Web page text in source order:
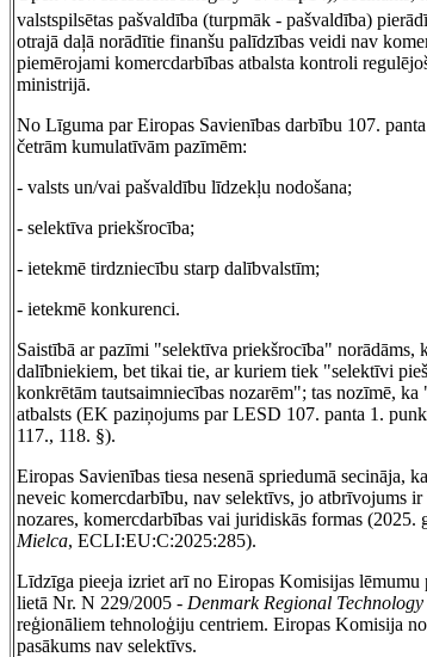
valstspilsētas pašvaldība (turpmāk - pašvaldība)
otrajā daļā norādītie finanšu palīdzības veidi nav
piemērojami komercdarbības atbalsta kontroli
ministrijā.
No Līguma par Eiropas Savienības darbību 107.
četrām kumulatīvām pazīmēm:
- valsts un/vai pašvaldību līdzekļu nodošana;
- selektīva priekšrocība;
- ietekmē tirdzniecību starp dalībvalstīm;
- ietekmē konkurenci.
Saistībā ar pazīmi "selektīva priekšrocība" norādāms,
dalībniekiem, bet tikai tie, ar kuriem tiek "selektīvi
konkrētām tautsaimniecības nozarēm"; tas nozīmē,
atbalsts (EK paziņojums par LESD 107. panta 1.
117., 118. §).
Eiropas Savienības tiesa nesenā spriedumā
neveic komercdarbību, nav selektīvs, jo atbrīvojums
nozares, komercdarbības vai juridiskās formas (2025.
Mielca, ECLI:EU:C:2025:285).
Līdzīga pieeja izriet arī no Eiropas Komisijas lēmumu
lietā Nr. N 229/2005 - Denmark Regional Technology
reģionāliem tehnoloģiju centriem. Eiropas Komisija
pasākums nav selektīvs.